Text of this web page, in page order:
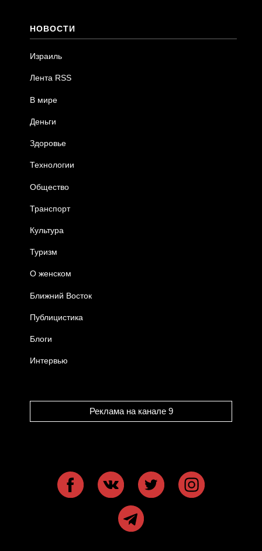
НОВОСТИ
Израиль
Лента RSS
В мире
Деньги
Здоровье
Технологии
Общество
Транспорт
Культура
Туризм
О женском
Ближний Восток
Публицистика
Блоги
Интервью
Реклама на канале 9